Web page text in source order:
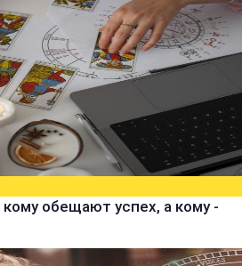
кому обещают успех, а кому -